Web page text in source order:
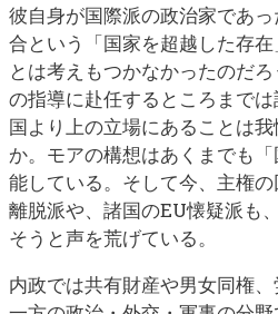
彼自身が国際派の政治家であ
合という「国家を超越した存
とは考えもつかなかったのだ
の指導に赴任するところまで
国より上の立場にあることは
か。モアの構想はあくまでも
能している。そして今、主権
離脱派や、諸国のEU懐疑派も
そうと声を荒げている。
内政では共有財産や男女同権、